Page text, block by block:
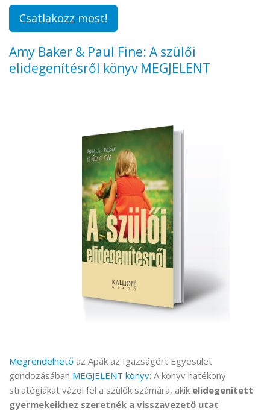
Csatlakozz most!
Amy Baker & Paul Fine: A szülői
elidegenítésről könyv MEGJELENT
Megrendelhető az Apák az Igazságért Egyesület
gondozásában MEGJELENT könyv: A könyv hatékony
stratégiákat vázol fel a szülők számára, akik elidegenített
gyermekeikhez szeretnék a visszavezető utat